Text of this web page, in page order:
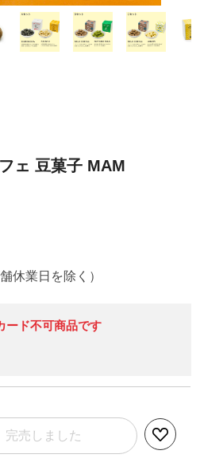
ェ 豆菓子 MAM
休業日を除く）
ード不可商品です
完売しました